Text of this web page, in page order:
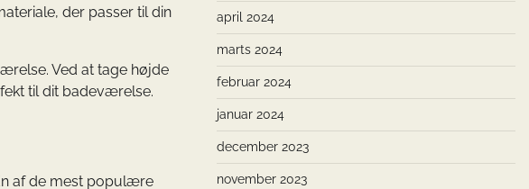
der passer til din
Ved at tage højde
til dit badeværelse.
af de mest populære
april 2024
marts 2024
februar 2024
januar 2024
december 2023
november 2023